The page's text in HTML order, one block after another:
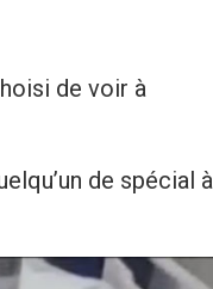
de voir à
de spécial à